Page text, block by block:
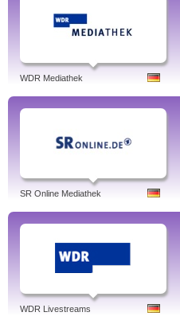
WDR Mediathek
SR Online Mediathek
WDR Livestreams